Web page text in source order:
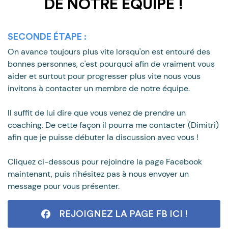
DE NOTRE EQUIPE !
SECONDE ÉTAPE :
On avance toujours plus vite lorsqu'on est entouré des
bonnes personnes, c'est pourquoi afin de vraiment vous
aider et surtout pour progresser plus vite nous vous
invitons à contacter un membre de notre équipe.
Il suffit de lui dire que vous venez de prendre un
coaching. De cette façon il pourra me contacter (Dimitri)
afin que je puisse débuter la discussion avec vous !
Cliquez ci-dessous pour rejoindre la page Facebook
maintenant, puis n'hésitez pas à nous envoyer un
message pour vous présenter.
REJOIGNEZ LA PAGE FB ICI !